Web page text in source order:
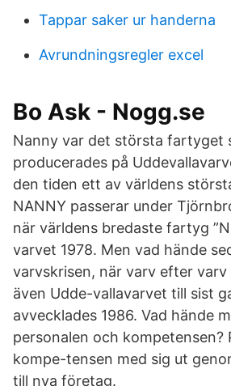
Tappar saker ur handerna
Avrundningsregler excel
Bo Ask - Nogg.se
Nanny var det största fartyget
producerades på
den tiden ett av världens
NANNY passerar under
när världens bredaste fartyg
varvet 1978. Men vad hände
varvskrisen, när varv efter varv
även Udde-vallavarvet till sist
avvecklades 1986. Vad hände
personalen och kompetensen?
kompe-tensen med sig ut
till nya företag.